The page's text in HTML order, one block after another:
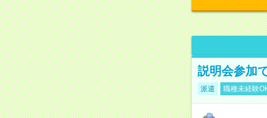
説明会参加
派遣 職種未経験